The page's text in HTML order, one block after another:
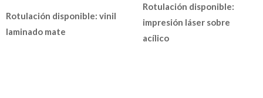
Rotulación disponible: vinil
laminado mate
Rotulación disponible:
impresión láser sobre
acílico